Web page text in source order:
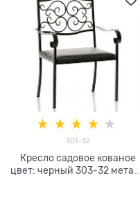
303-32
Кресло садовое кованое
цвет: черный 303-32 металл